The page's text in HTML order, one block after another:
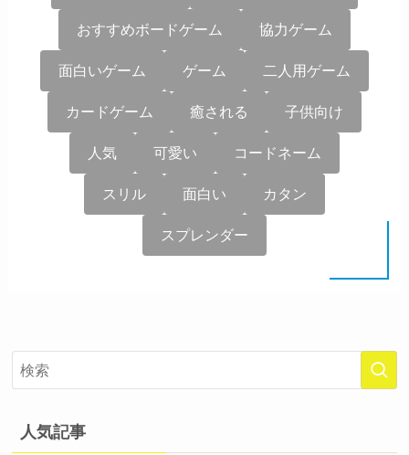
おすすめボードゲーム 協力ゲーム
面白いゲーム ゲーム 二人用ゲーム
カードゲーム 癒される 子供向け
人気 可愛い コードネーム
スリル 面白い カタン
スプレンダー
人気記事